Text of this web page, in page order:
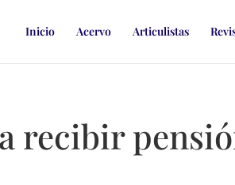
Inicio Acervo Articulistas
recibir